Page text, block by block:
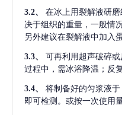
3.2、
在冰上用裂解液研
决于组织的重量，一般情
另外建议在裂解液中加入
3.3、 可再利用超声破碎
过程中，需冰浴降温；反
3.4、 将制备好的匀浆液于
即可检测。或按一次使用